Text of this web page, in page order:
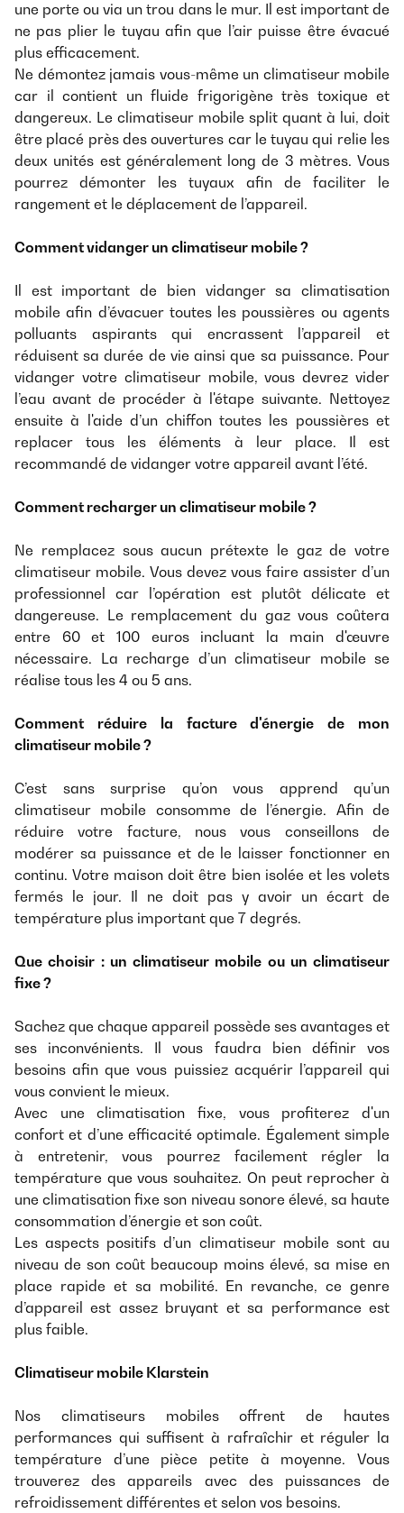
une porte ou via un trou dans le mur. Il est important de
ne pas plier le tuyau afin que l’air puisse être évacué
plus efficacement.
Ne démontez jamais vous-même un climatiseur mobile
car il contient un fluide frigorigène très toxique et
dangereux. Le climatiseur mobile split quant à lui, doit
être placé près des ouvertures car le tuyau qui relie les
deux unités est généralement long de 3 mètres. Vous
pourrez démonter les tuyaux afin de faciliter le
rangement et le déplacement de l’appareil.
Comment vidanger un climatiseur mobile ?
Il est important de bien vidanger sa climatisation
mobile afin d’évacuer toutes les poussières ou agents
polluants aspirants qui encrassent l’appareil et
réduisent sa durée de vie ainsi que sa puissance. Pour
vidanger votre climatiseur mobile, vous devrez vider
l’eau avant de procéder à l'étape suivante. Nettoyez
ensuite à l'aide d’un chiffon toutes les poussières et
replacer tous les éléments à leur place. Il est
recommandé de vidanger votre appareil avant l’été.
Comment recharger un climatiseur mobile ?
Ne remplacez sous aucun prétexte le gaz de votre
climatiseur mobile. Vous devez vous faire assister d’un
professionnel car l’opération est plutôt délicate et
dangereuse. Le remplacement du gaz vous coûtera
entre 60 et 100 euros incluant la main d'œuvre
nécessaire. La recharge d’un climatiseur mobile se
réalise tous les 4 ou 5 ans.
Comment réduire la facture d'énergie de mon
climatiseur mobile ?
C’est sans surprise qu’on vous apprend qu’un
climatiseur mobile consomme de l’énergie. Afin de
réduire votre facture, nous vous conseillons de
modérer sa puissance et de le laisser fonctionner en
continu. Votre maison doit être bien isolée et les volets
fermés le jour. Il ne doit pas y avoir un écart de
température plus important que 7 degrés.
Que choisir : un climatiseur mobile ou un climatiseur
fixe ?
Sachez que chaque appareil possède ses avantages et
ses inconvénients. Il vous faudra bien définir vos
besoins afin que vous puissiez acquérir l’appareil qui
vous convient le mieux.
Avec une climatisation fixe, vous profiterez d'un
confort et d’une efficacité optimale. Également simple
à entretenir, vous pourrez facilement régler la
température que vous souhaitez. On peut reprocher à
une climatisation fixe son niveau sonore élevé, sa haute
consommation d’énergie et son coût.
Les aspects positifs d’un climatiseur mobile sont au
niveau de son coût beaucoup moins élevé, sa mise en
place rapide et sa mobilité. En revanche, ce genre
d’appareil est assez bruyant et sa performance est
plus faible.
Climatiseur mobile Klarstein
Nos climatiseurs mobiles offrent de hautes
performances qui suffisent à rafraîchir et réguler la
température d’une pièce petite à moyenne. Vous
trouverez des appareils avec des puissances de
refroidissement différentes et selon vos besoins.